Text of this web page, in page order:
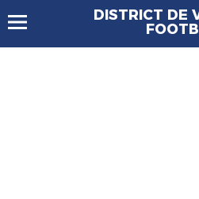
DISTRICT DE